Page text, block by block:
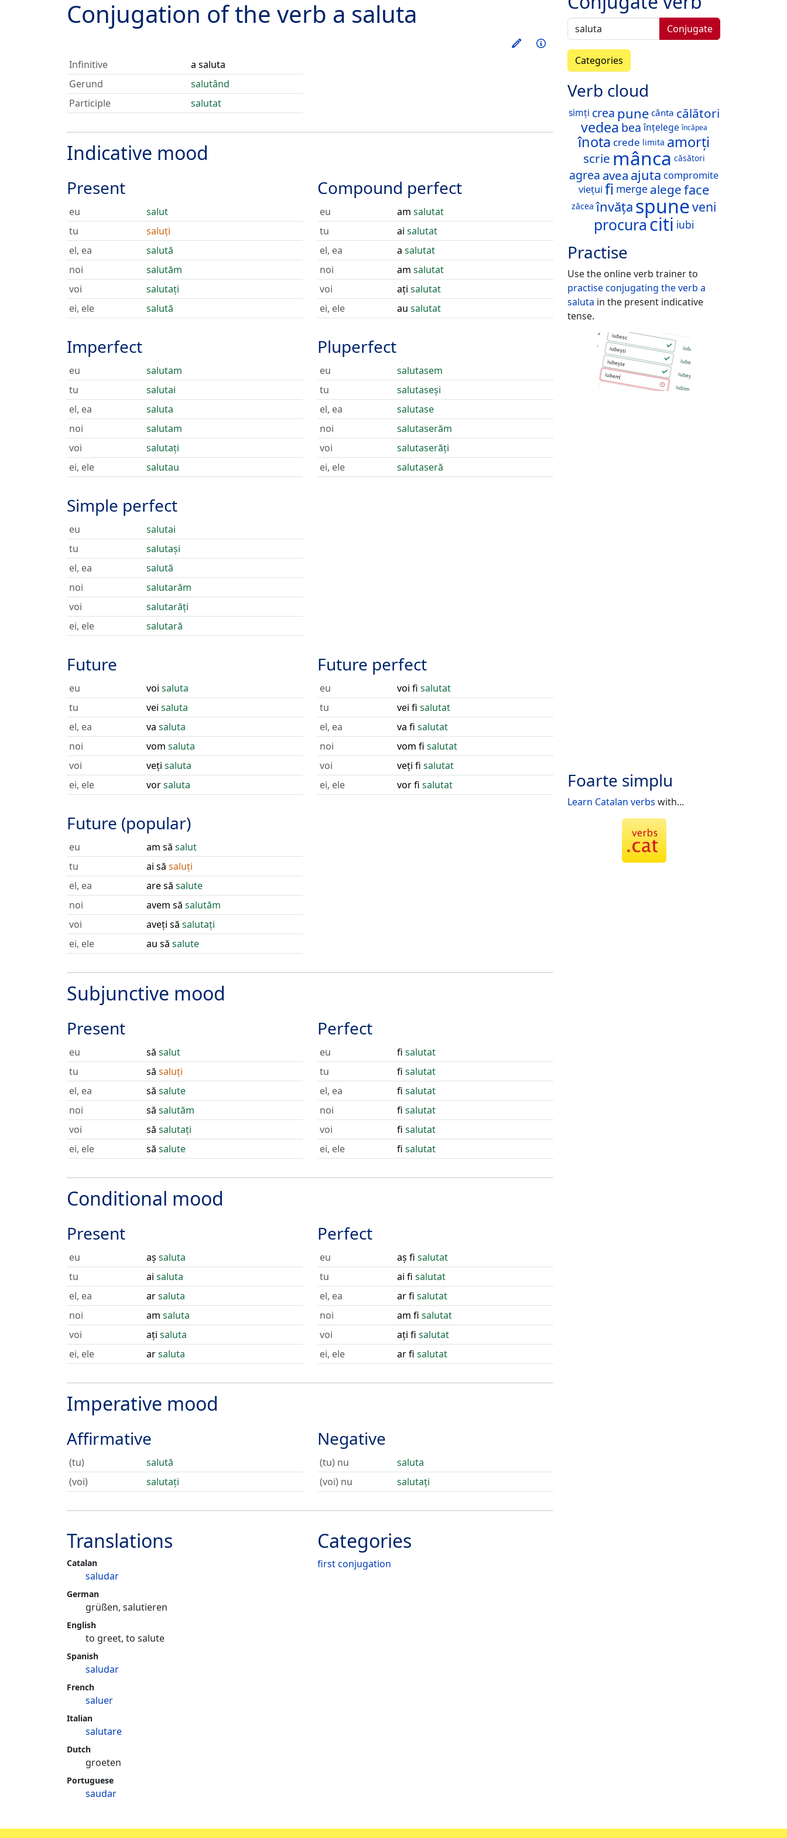
Conjugation of the verb a saluta
Train this verb
Info
Infinitive
a saluta
Gerund
salutând
Participle
salutat
Indicative mood
Present
eu
salut
tu
saluți
el, ea
salută
noi
salutăm
voi
salutați
ei, ele
salută
Imperfect
eu
salutam
tu
salutai
el, ea
saluta
noi
salutam
voi
salutați
ei, ele
salutau
Simple perfect
eu
salutai
tu
salutași
el, ea
salută
noi
salutarăm
voi
salutarăți
ei, ele
salutară
Compound perfect
eu am salutat
tu
ai salutat
el, ea
a salutat
noi
am salutat
voi
ați salutat
ei, ele
au salutat
Pluperfect
eu
salutasem
tu
salutaseși
el, ea
salutase
noi
salutaserăm
voi
salutaserăți
ei, ele
salutaseră
Future
eu voi saluta
tu
vei saluta
el, ea
va saluta
noi
vom saluta
voi
veți saluta
ei, ele
vorsaluta
Future (popular)
eu am să salut
tu
ai să saluți
el, ea
are să salute
noi
avem să salutăm
voi
aveți să salutați
ei, ele
au să salute
Future perfect
eu voi fi salutat
tu
vei fi salutat
el, ea
va fi salutat
noi
vom fi salutat
voi
veți fi salutat
ei, ele
vor fi salutat
Subjunctive mood
Present
eu să salut
tu
să saluți
el, ea
să salute
noi
să salutăm
voi
să salutați
ei, ele
să salute
Perfect
eu fi salutat
tu
fi salutat
el, ea
fi salutat
noi
fi salutat
voi
fi salutat
ei, ele
fi salutat
Conditional mood
Present
eu aș saluta
tu
ai saluta
el, ea
arsaluta
noi
am saluta
voi
ați saluta
ei, ele
arsaluta
Perfect
eu aș fi salutat
tu
ai fi salutat
el, ea
ar fi salutat
noi
am fi salutat
voi
ați fi salutat
ei, ele
ar fi salutat
Imperative mood
Affirmative
(tu)
salută
(voi)
salutați
Negative
(tu) nu
saluta
(voi) nu
salutați
Categories
first conjugation
Translations
Catalan
saludar
German
grüßen, salutieren
English
to greet, to salute
Spanish
saludar
French
saluer
Italian
salutare
Dutch
groeten
Portuguese
saudar
Conjugate
Categories
Verb cloud
simți crea pune cânta călători
vedea bea înțelege încăpea
înota crede limita amorți
scrie mânca căsători
agrea avea ajuta compromite
viețui fi merge alegeface
zăcea învăța spuneveni
procuraciti iubi
Practise
Use the online verb trainer to
practise conjugating the verb a
saluta in the present indicative
tense.
Foarte simplu
Learn Catalan verbs with...